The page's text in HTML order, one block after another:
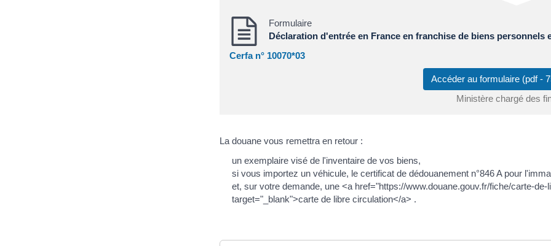
Formulaire
Déclaration d'entrée en France en franchise de biens
Cerfa n° 10070*03
Accéder au formulaire (pdf -
Ministère chargé des
La douane vous remettra en retour :
un exemplaire visé de l'inventaire de vos biens,
si vous importez un véhicule, le certificat de dédouanement n°846 A pour
et, sur votre demande, une <a href="https://www.douane.gouv.fr/fiche/carte-
target="_blank">carte de libre circulation</a> .